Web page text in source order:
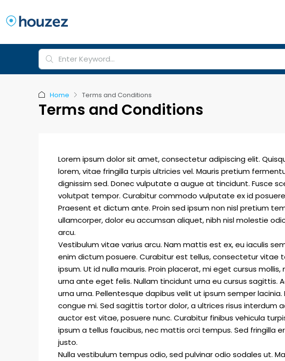
Home Terms and Conditions
Terms and Conditions
Lorem ipsum dolor sit amet, consectetur adipiscing elit.
lorem, vitae fringilla turpis ultricies vel. Mauris pretium
dignissim sed. Donec vulputate a augue at tincidunt. Fusce
volutpat tempor. Curabitur commodo vulputate ex id
Praesent et dictum ante. Proin sed ipsum non nisl pretium
ullamcorper, dolor eu accumsan aliquet, nibh nisl molestie
arcu.
Vestibulum vitae varius arcu. Nam mattis est ex, eu iaculis
enim dictum posuere. Curabitur est tellus, consectetur vitae
ipsum. Ut id nulla mauris. Proin placerat, mi eget cursus mollis,
urna ante eget felis. Nullam tincidunt urna eu cursus sagittis.
urna urna. Pellentesque dapibus velit ut ipsum semper
congue mi. Sed sagittis tortor dolor, a ultrices risus interdum
auctor est vitae, posuere nunc. Curabitur finibus vehicula
ipsum a tellus faucibus, nec mattis orci tempus. Sed fringilla
justo.
Nulla vestibulum tempus odio, sed pulvinar odio sodales ut.
$876,000
$7,600/sq ft
Design apartment
New York
APARTMENT